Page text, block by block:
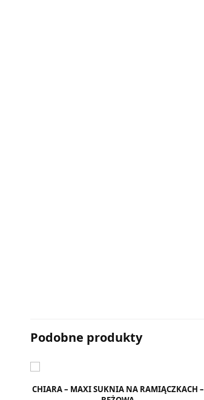
Podobne produkty
CHIARA – MAXI SUKNIA NA RAMIĄCZKACH –